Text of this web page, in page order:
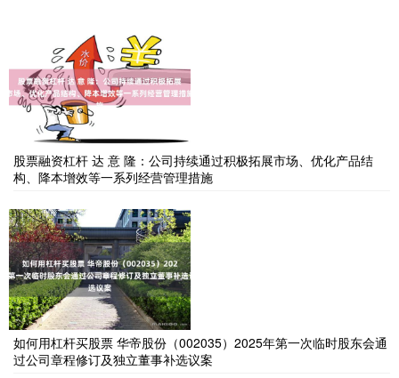
股票融资杠杆 达 意 隆：公司持续通过积极拓展市场、优化产品结
构、降本增效等一系列经营管理措施
如何用杠杆买股票 华帝股份（002035）2025年第一次临时股东会通
过公司章程修订及独立董事补选议案